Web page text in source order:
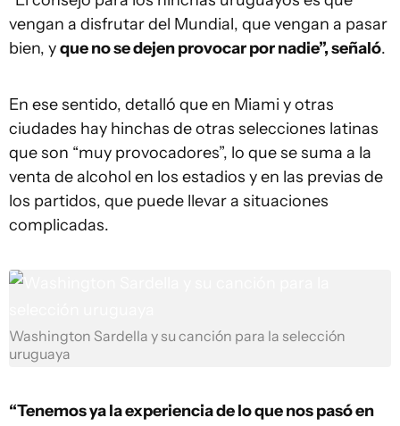
vengan a disfrutar del Mundial, que vengan a pasar
bien, yque no se dejen provocar por nadie”, señaló.
En ese sentido, detalló que en Miami y otras
ciudades hay hinchas de otras selecciones latinas
que son “muy provocadores”, lo que se suma a la
venta de alcohol en los estadios y en las previas de
los partidos, que puede llevar a situaciones
complicadas.
Washington Sardella y su canción para la selección
uruguaya
“Tenemos ya la experiencia de lo que nos pasó en